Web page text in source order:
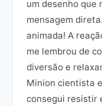
um desenho que
mensagem
animada! A
me lembrou de
diversão e
Minion cientista
consegui resistir